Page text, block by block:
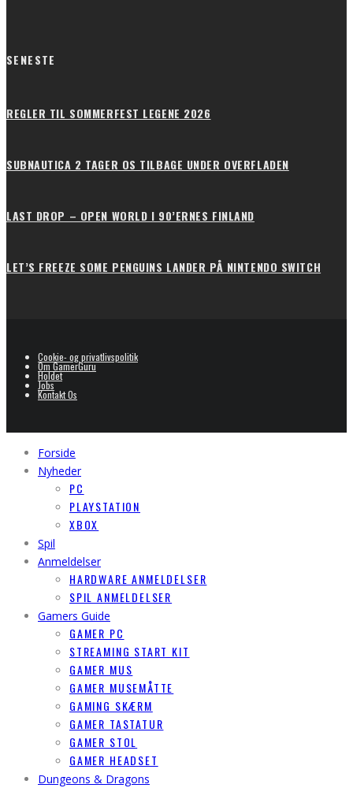
SENESTE
REGLER TIL SOMMERFEST LEGENE 2026
SUBNAUTICA 2 TAGER OS TILBAGE UNDER OVERFLADEN
LAST DROP – OPEN WORLD I 90’ERNES FINLAND
LET’S FREEZE SOME PENGUINS LANDER PÅ NINTENDO SWITCH
Cookie- og privatlivspolitik
Om GamerGuru
Holdet
Jobs
Kontakt Os
Forside
Nyheder
PC
PLAYSTATION
XBOX
Spil
Anmeldelser
HARDWARE ANMELDELSER
SPIL ANMELDELSER
Gamers Guide
GAMER PC
STREAMING START KIT
GAMER MUS
GAMER MUSEMÅTTE
GAMING SKÆRM
GAMER TASTATUR
GAMER STOL
GAMER HEADSET
Dungeons & Dragons